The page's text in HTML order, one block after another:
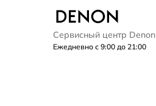
Сервисный центр Denon
Ежедневно с 9:00 до 21:00